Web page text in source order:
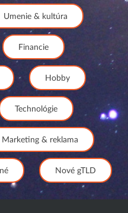
Umenie & kultúra
Financie
Hobby
Technológie
Marketing & reklama
Nové gTLD